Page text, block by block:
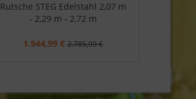
Rutsche STEG Edelstahl 2,07 m
- 2,29 m - 2,72 m
1.944,99 € 2.785,99 €